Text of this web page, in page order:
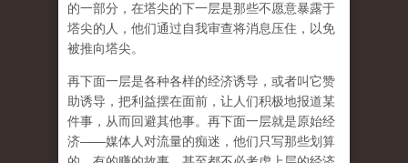
的一部分，在塔尖的下一层是那些不愿意暴露于
塔尖的人，他们通过自我审查将消息压住，以免
被推向塔尖。
再下面一层是各种各样的经济诱导，或者叫它赞
助诱导，把利益摆在面前，让人们积极地报道某
件事，从而回避其他事。再下面一层就是原始经
济——媒体人对流量的痴迷，他们只写那些划算